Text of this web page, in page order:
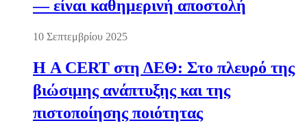
— είναι καθημερινή αποστολή
10 Σεπτεμβρίου 2025
Η A CERT στη ΔΕΘ: Στο πλευρό της
βιώσιμης ανάπτυξης και της
πιστοποίησης ποιότητας